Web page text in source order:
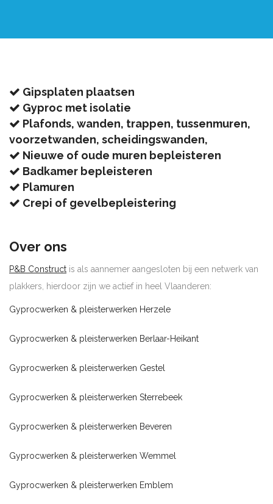
Gipsplaten plaatsen
Gyproc met isolatie
Plafonds, wanden, trappen, tussenmuren,
voorzetwanden, scheidingswanden,
Nieuwe of oude muren bepleisteren
Badkamer bepleisteren
Plamuren
Crepi of gevelbepleistering
Over ons
P&B Construct is als aannemer aangesloten bij een netwerk van
plakkers, hierdoor zijn we actief in heel Vlaanderen:
Gyprocwerken & pleisterwerken Herzele
Gyprocwerken & pleisterwerken Berlaar-Heikant
Gyprocwerken & pleisterwerken Gestel
Gyprocwerken & pleisterwerken Sterrebeek
Gyprocwerken & pleisterwerken Beveren
Gyprocwerken & pleisterwerken Wemmel
Gyprocwerken & pleisterwerken Emblem